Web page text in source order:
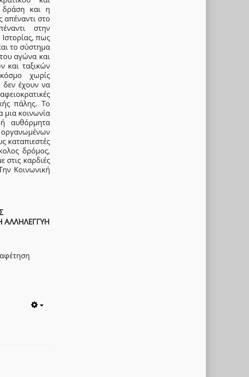
δράση και η
απέναντι στο
στην
πως
το σύστημα
αγώνα και
και ταξικών
χωρίς
δεν έχουν να
πάλης. Το
μια κοινωνία
αυθόρμητα
καταπιεστές
δρόμος,
στις καρδιές
Κοινωνική
ΑΛΛΗΛΕΓΓΥΗ